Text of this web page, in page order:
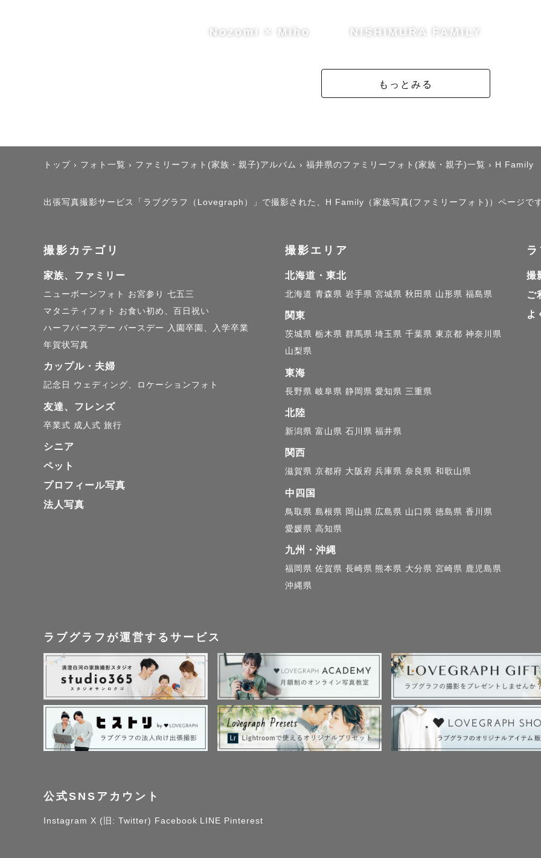
Nozomi × Miho NISHIMURA FAMILY
もっとみる
トップ › フォト一覧 › ファミリーフォト(家族・親子)アルバム › 福井県のファミリーフォト(家族・親子)一覧 › H Family
出張写真撮影サービス「ラブグラフ（Lovegraph）」で撮影された、H Family（家族写真(ファミリーフォト)）ページです
撮影カテゴリ
家族、ファミリー
ニューボーンフォト お宮参り 七五三
マタニティフォト
お食い初め、百日祝い
ハーフバースデー バースデー
入園卒園、入学卒業
年賀状写真
カップル・夫婦
記念日 ウェディング、ロケーションフォト
友達、フレンズ
卒業式 成人式 旅行
シニア
ペット
プロフィール写真
法人写真
撮影エリア
北海道・東北
北海道 青森県 岩手県 宮城県 秋田県 山形県 福島県
関東
茨城県 栃木県 群馬県 埼玉県 千葉県 東京都 神奈川県
山梨県
東海
長野県 岐阜県 静岡県 愛知県 三重県
北陸
新潟県 富山県 石川県 福井県
関西
滋賀県 京都府 大阪府 兵庫県 奈良県 和歌山県
中四国
鳥取県 島根県 岡山県 広島県 山口県 徳島県 香川県
愛媛県 高知県
九州・沖縄
福岡県 佐賀県 長崎県 熊本県 大分県 宮崎県 鹿児島県
沖縄県
撮
ご
よ
ラブグラフが運営するサービス
公式SNSアカウント
Instagram X (旧: Twitter) Facebook LINE Pinterest